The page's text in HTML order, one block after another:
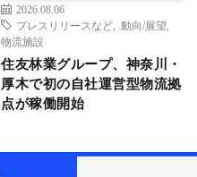
2026.08.06
プレスリリースなど
動向/展望
物流施設
住友林業グループ、神奈川・
厚木で初の自社運営型物流拠
点が稼働開始